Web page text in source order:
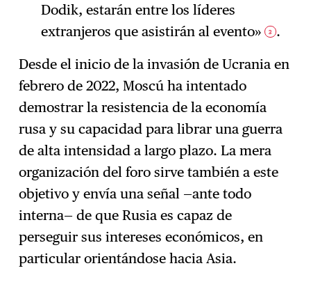
Dodik, estarán entre los líderes
extranjeros que asistirán al evento»
3 .
Desde el inicio de la invasión de Ucrania en
febrero de 2022, Moscú ha intentado
demostrar la resistencia de la economía
rusa y su capacidad para librar una guerra
de alta intensidad a largo plazo. La mera
organización del foro sirve también a este
objetivo y envía una señal —ante todo
interna— de que Rusia es capaz de
perseguir sus intereses económicos, en
particular orientándose hacia Asia.